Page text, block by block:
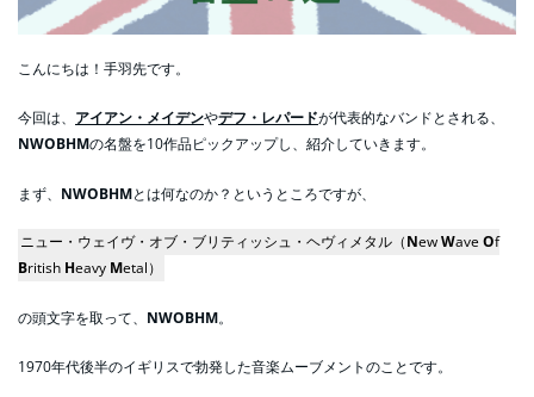
こんにちは！手羽先です。
今回は、 アイアン・メイデンやデフ・レパードが代表的なバンドとされる、
NWOBHMの名盤を10作品ピックアップし、紹介していきます。
まず、 NWOBHMとは何なのか？というところですが、
ニュー・ウェイヴ・オブ・ブリティッシュ・ヘヴィメタル（NewWaveOf
British Heavy Metal）
の頭文字を取って、 NWOBHM。
1970年代後半のイギリスで勃発した音楽ムーブメントのことです。